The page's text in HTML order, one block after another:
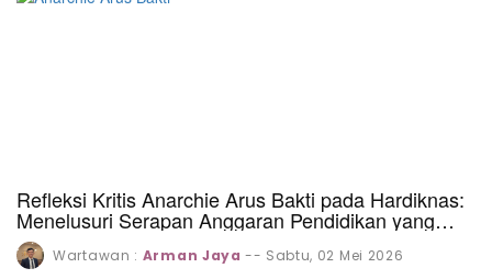
Refleksi Kritis Anarchie Arus Bakti pada Hardiknas:
Menelusuri Serapan Anggaran Pendidikan yang
Timpang
Wartawan : Arman Jaya -- Sabtu, 02 Mei 2026